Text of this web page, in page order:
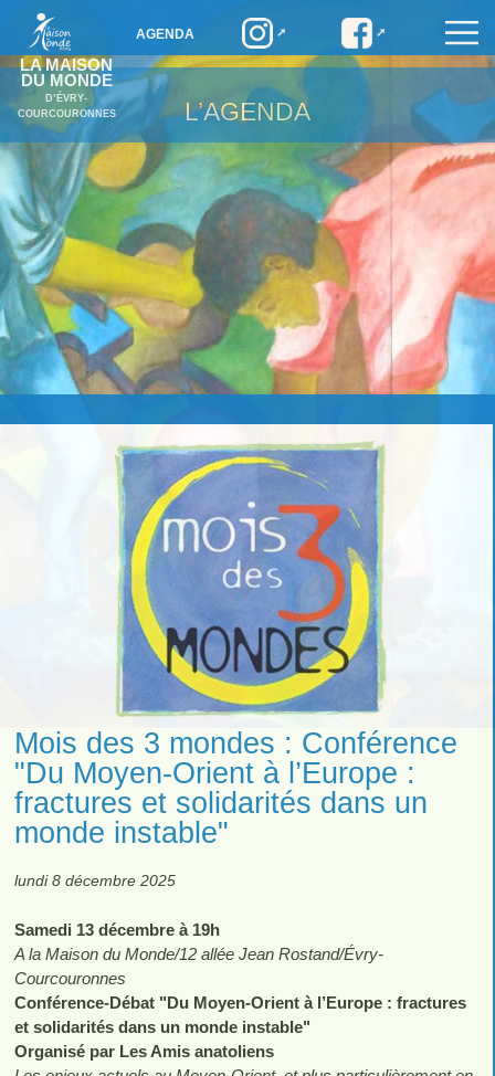
LA MAISON
DU MONDE
D’ÉVRY-
COURCOURONNES
AGENDA
L’AGENDA
Mois des 3 mondes : Conférence
"Du Moyen-Orient à l’Europe :
fractures et solidarités dans un
monde instable"
lundi 8 décembre 2025
Samedi 13 décembre à 19h
A la Maison du Monde/12 allée Jean Rostand/Évry-
Courcouronnes
Conférence-Débat "Du Moyen-Orient à l’Europe : fractures
et solidarités dans un monde instable"
Organisé par Les Amis anatoliens